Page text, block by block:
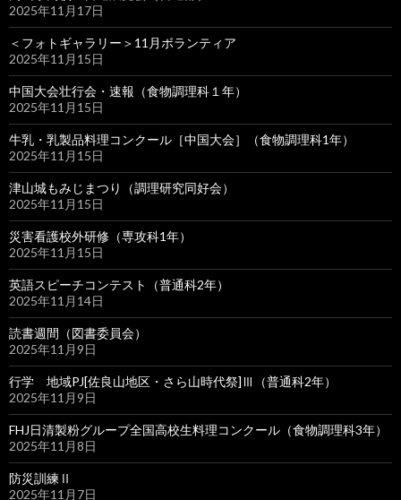
2025年11月17日
＜フォトギャラリー＞11月ボランティア
2025年11月15日
中国大会壮行会・速報（食物調理科１年）
2025年11月15日
牛乳・乳製品料理コンクール［中国大会］（食物調理科1年）
2025年11月15日
津山城もみじまつり（調理研究同好会）
2025年11月15日
災害看護校外研修（専攻科1年）
2025年11月15日
英語スピーチコンテスト（普通科2年）
2025年11月14日
読書週間（図書委員会）
2025年11月9日
行学 地域PJ[佐良山地区・さら山時代祭]Ⅲ（普通科2年）
2025年11月9日
FHJ日清製粉グループ全国高校生料理コンクール（食物調理科3年）
2025年11月8日
防災訓練Ⅱ
2025年11月7日